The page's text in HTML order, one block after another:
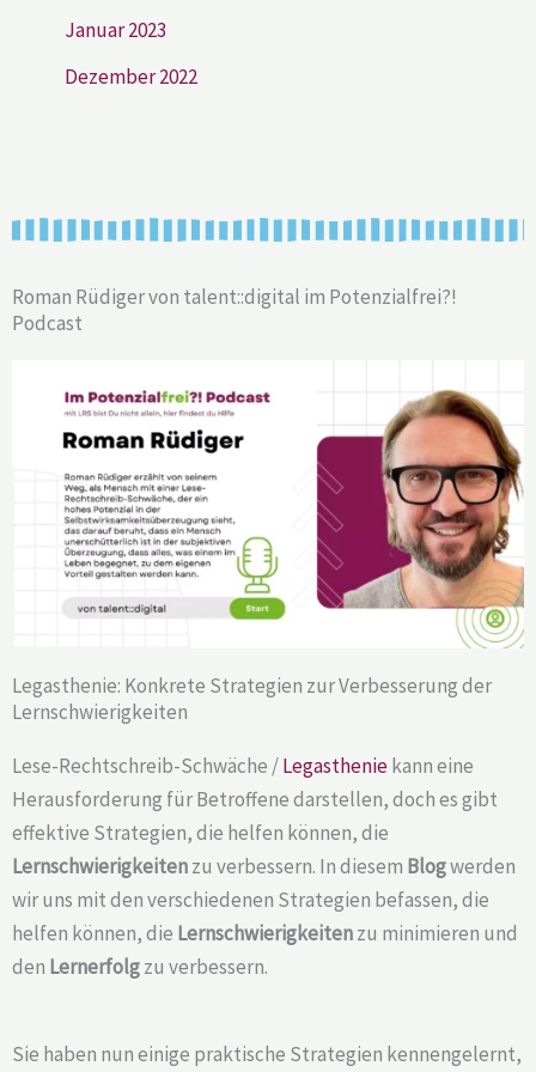
Januar 2023
Dezember 2022
Roman Rüdiger von talent::digital im Potenzialfrei?!
Podcast
Legasthenie: Konkrete Strategien zur Verbesserung der
Lernschwierigkeiten
Lese-Rechtschreib-Schwäche /Legastheniekann eine
Herausforderung für Betroffene darstellen, doch es gibt
effektive Strategien, die helfen können, die
Lernschwierigkeitenzu verbessern. In diesem Blogwerden
wir uns mit den verschiedenen Strategien befassen, die
helfen können, die Lernschwierigkeitenzu minimieren und
den Lernerfolgzu verbessern.
Sie haben nun einige praktische Strategien kennengelernt,